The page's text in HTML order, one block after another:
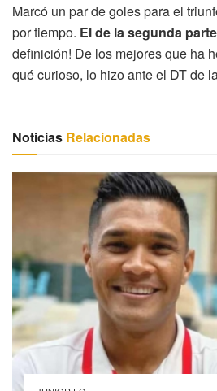
Marcó un par de goles para el
por tiempo. El de la segunda
definición! De los mejores que ha
qué curioso, lo hizo ante el DT de
Noticias Relacionadas